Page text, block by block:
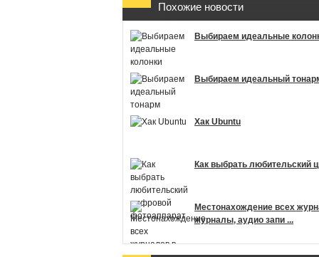
Похожие новости
Выбираем идеальные
Выбираем идеальный
Хак Ubuntu
Как выбрать любительский
Местонахождение всех
журналы, аудио запи ...